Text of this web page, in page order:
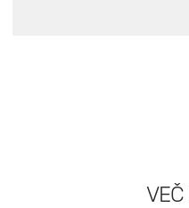
VEČ